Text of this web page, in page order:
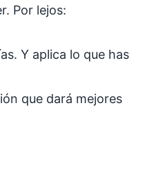
Por lejos:
Y aplica lo que has
que dará mejores